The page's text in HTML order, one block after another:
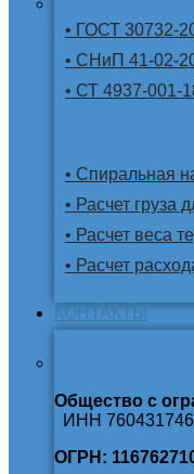
• ГОСТ 30732-
• СНиП 41-02-
• СТ 4937-001-
• Спиральная
• Расчет
• Расчет веса
• Расчет
КОНТАКТЫ
Общество с
ИНН
ОГРН: